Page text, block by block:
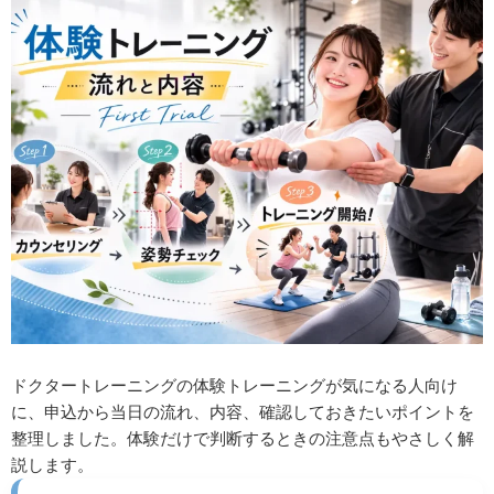
ドクタートレーニングの体験トレーニングが気になる人向け
に、申込から当日の流れ、内容、確認しておきたいポイントを
整理しました。体験だけで判断するときの注意点もやさしく解
説します。